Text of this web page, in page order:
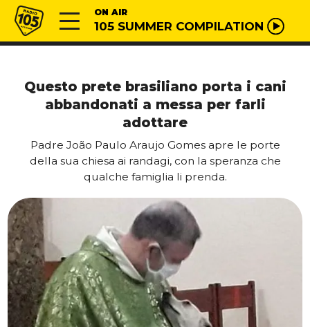
Vai al contenuto
Radio 105 ON AIR
105 SUMMER COMPILATION
Questo prete brasiliano porta i cani
abbandonati a messa per farli
adottare
Padre João Paulo Araujo Gomes apre le porte
della sua chiesa ai randagi, con la speranza che
qualche famiglia li prenda.